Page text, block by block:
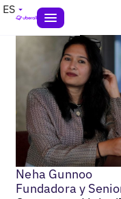
ES
Neha Gunnoo
Fundadora y